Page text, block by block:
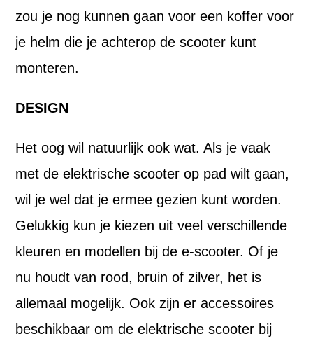
zou je nog kunnen gaan voor een koffer voor
je helm die je achterop de scooter kunt
monteren.
DESIGN
Het oog wil natuurlijk ook wat. Als je vaak
met de elektrische scooter op pad wilt gaan,
wil je wel dat je ermee gezien kunt worden.
Gelukkig kun je kiezen uit veel verschillende
kleuren en modellen bij de e-scooter. Of je
nu houdt van rood, bruin of zilver, het is
allemaal mogelijk. Ook zijn er accessoires
beschikbaar om de elektrische scooter bij